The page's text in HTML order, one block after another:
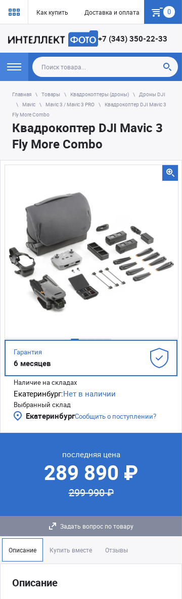
Как купить Доставка и оплата Гарантия
0
+7 (343) 350-22-33
Главная Товары Квадрокоптеры (дроны)
Дроны DJI
Mavic
Mavic 3 / Mavic 3 PRO
Квадрокоптер DJI Mavic 3
Fly More Combo
Квадрокоптер DJI Mavic 3
Fly More Combo
Гарантия
6 месяцев
Наличие на складах
Екатеринбург:Нет в наличии
Выбранный склад
ЕкатеринбургСообщить о поступлении?
последняя цена
289 890 ₽
299 990 ₽
Задать вопрос по товару
Описание Купить вместе Отзывы
Описание